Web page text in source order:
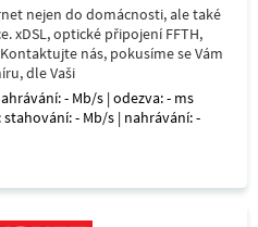
nejen do domácnosti, ale také
xDSL, optické připojení FFTH,
nás, pokusíme se Vám
dle Vaši
- Mb/s | odezva: - ms
: stahování: - Mb/s | nahrávání: -